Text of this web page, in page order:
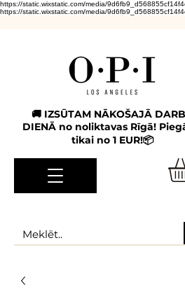
https://static.wixstatic.com/media/
https://static.wixstatic.com/media/
🚚 IZSŪTAM NĀKOŠAJĀ
DIENĀ no noliktavas Rīgā!
tikai no 1 EUR!📦